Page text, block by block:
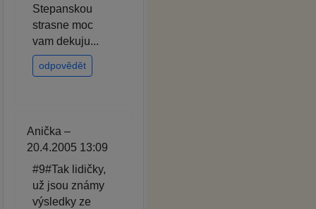
Stepanskou
strasne moc
vam dekuju...
odpovědět
Anička –
20.4.2005 13:09
#9#Tak lidičky,
už jsou známy
výsledky ze